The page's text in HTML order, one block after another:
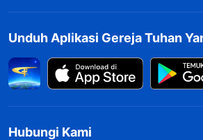
Unduh Aplikasi Gereja Tuhan
Hubungi Kami